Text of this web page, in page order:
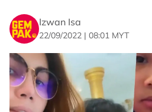
Izwan Isa
22/09/2022 | 08:01 MYT